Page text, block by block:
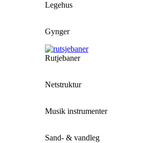
Legehus
Gynger
Rutjebaner
Netstruktur
Musik instrumenter
Sand- & vandleg